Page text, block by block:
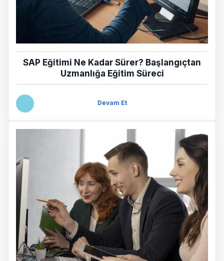
SAP Eğitimi Ne Kadar Sürer? Başlangıçtan
Uzmanlığa Eğitim Süreci
Devam Et